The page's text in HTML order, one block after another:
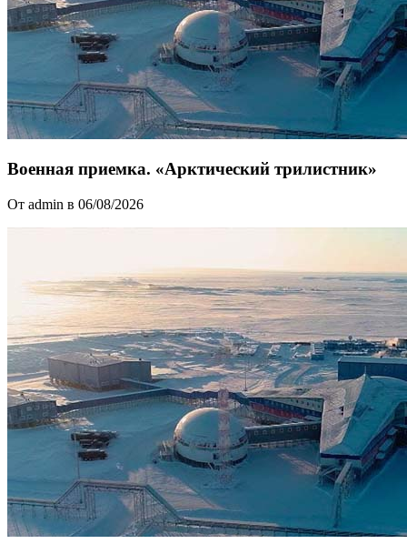
Военная приемка. «Арктический трилистник»
От admin в 06/08/2026